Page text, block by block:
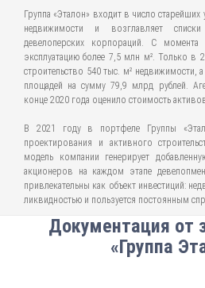
Группа «Эталон» входит в число
недвижимости и возглавляет списки
девелоперских корпораций. С
эксплуатацию более 7,5 млн м². Только в
строительство 540 тыс. м² недвижимости,
площадей на сумму 79,9 млрд рублей.
конце 2020 года оценило стоимость
В 2021 году в портфеле Группы
проектирования и активного
модель компании генерирует
акционеров на каждом этапе
привлекательны как объект инвестиций:
ликвидностью и пользуется постоянным
Документация от
«Группа